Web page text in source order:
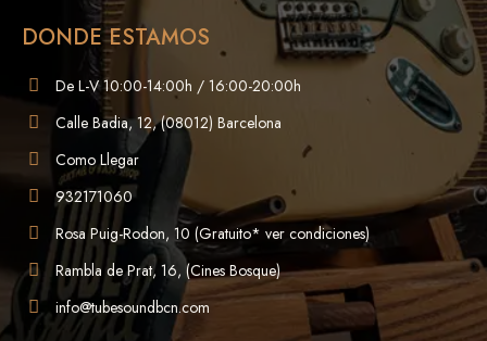
DONDE ESTAMOS
De L-V 10:00-14:00h / 16:00-20:00h
Calle Badia, 12, (08012) Barcelona
Como Llegar
932171060
Rosa Puig-Rodon, 10 (Gratuito* ver condiciones)
Rambla de Prat, 16, (Cines Bosque)
info@tubesoundbcn.com